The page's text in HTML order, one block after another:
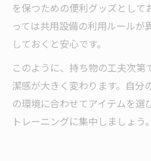
を保つための便利グッズとして
っては共用設備の利用ルールが
しておくと安心です。
このように、持ち物の工夫次
潔感が大きく変わります。自分
の環境に合わせてアイテムを選
トレーニングに集中しましょう。